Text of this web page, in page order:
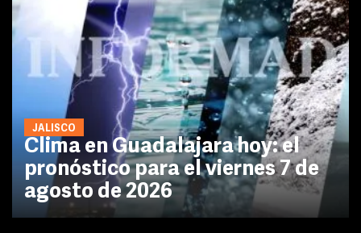
JALISCO
Clima en Guadalajara hoy: el
pronóstico para el viernes 7 de
agosto de 2026